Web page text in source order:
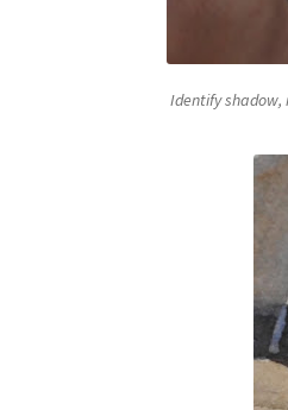
Identify shadow,